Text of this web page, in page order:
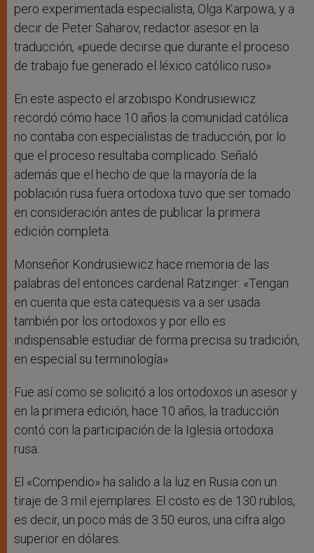
pero experimentada especialista, Olga Karpowa, y a
decir de Peter Saharov, redactor asesor en la
traducción, «puede decirse que durante el proceso
de trabajo fue generado el léxico católico ruso».
En este aspecto el arzobispo Kondrusiewicz
recordó cómo hace 10 años la comunidad católica
no contaba con especialistas de traducción, por lo
que el proceso resultaba complicado. Señaló
además que el hecho de que la mayoría de la
población rusa fuera ortodoxa tuvo que ser tomado
en consideración antes de publicar la primera
edición completa.
Monseñor Kondrusiewicz hace memoria de las
palabras del entonces cardenal Ratzinger: «Tengan
en cuenta que esta catequesis va a ser usada
también por los ortodoxos y por ello es
indispensable estudiar de forma precisa su tradición,
en especial su terminología».
Fue así como se solicitó a los ortodoxos un asesor y
en la primera edición, hace 10 años, la traducción
contó con la participación de la Iglesia ortodoxa
rusa.
El «Compendio» ha salido a la luz en Rusia con un
tiraje de 3 mil ejemplares. El costo es de 130 rublos,
es decir, un poco más de 3.50 euros, una cifra algo
superior en dólares.